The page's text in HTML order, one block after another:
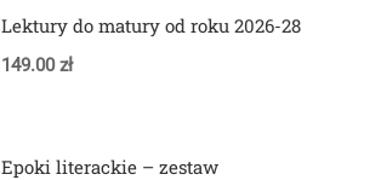
Lektury do matury od roku 2026-28
149.00 zł
Epoki literackie – zestaw